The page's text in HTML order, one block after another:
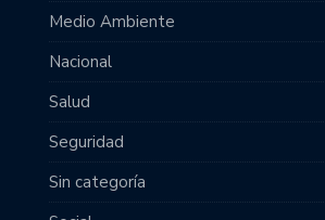
Medio Ambiente
Nacional
Salud
Seguridad
Sin categoría